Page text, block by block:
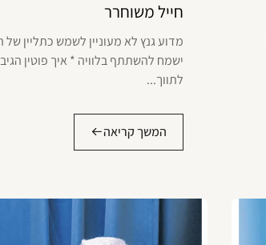
חייל משוחרר
מדוע גנץ לא מעוניין לשמש כתליין של
ישמח להשתתף בלוויה * איך פוטין
לתווך...
המשך קריאה